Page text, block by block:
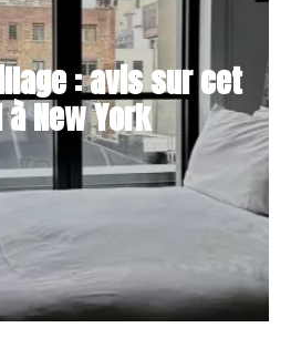
: avis sur cet
New York